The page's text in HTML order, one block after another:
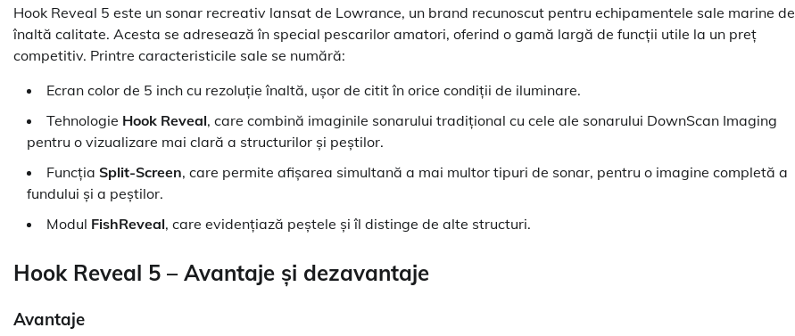
Hook Reveal 5 este un sonar recreativ lansat de Lowrance, un brand recunoscut pentru echipamentele sale marine de
înaltă calitate. Acesta se adresează în special pescarilor amatori, oferind o gamă largă de funcții utile la un preț
competitiv. Printre caracteristicile sale se numără:
Ecran color de 5 inch cu rezoluție înaltă, ușor de citit în orice condiții de iluminare.
Tehnologie Hook Reveal, care combină imaginile sonarului tradițional cu cele ale sonarului DownScan Imaging
pentru o vizualizare mai clară a structurilor și peștilor.
Funcția Split-Screen, care permite afișarea simultană a mai multor tipuri de sonar, pentru o imagine completă a
fundului și a peștilor.
Modul FishReveal, care evidențiază peștele și îl distinge de alte structuri.
Hook Reveal 5 – Avantaje și dezavantaje
Avantaje